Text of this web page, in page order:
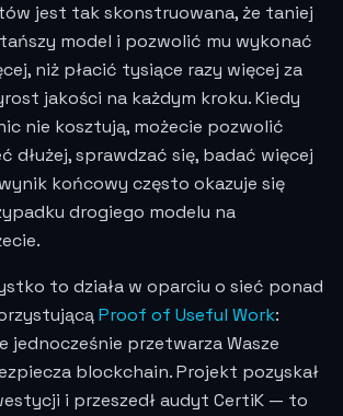
jest tak skonstruowana, że taniej
model i pozwolić mu wykonać
niż płacić tysiące razy więcej za
jakości na każdym kroku. Kiedy
nie kosztują, możecie pozwolić
dłużej, sprawdzać się, badać więcej
końcowy często okazuje się
drogiego modelu na
to działa w oparciu o sieć ponad
Proof of Useful Work:
jednocześnie przetwarza Wasze
blockchain. Projekt pozyskał
i przeszedł audyt CertiK — to